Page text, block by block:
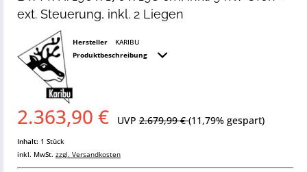
ext. Steuerung, inkl. 2 Liegen
Hersteller
KARIBU
Produktbeschreibung
2.363,90 € UVP 2.679,99 €(11,79% gespart)
Inhalt: 1 Stück
inkl. MwSt. zzgl. Versandkosten